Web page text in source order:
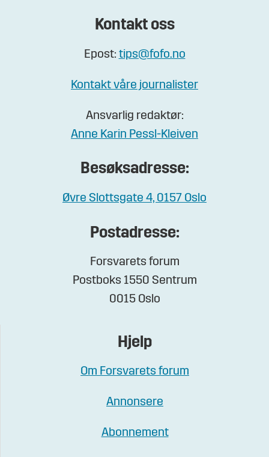
Kontakt oss
Epost: tips@fofo.no
Kontakt våre journalister
Ansvarlig redaktør:
Anne Karin Pessl-Kleiven
Besøksadresse:
Øvre Slottsgate 4, 0157 Oslo
Postadresse:
Forsvarets forum
Postboks 1550 Sentrum
0015 Oslo
Hjelp
Om Forsvarets forum
Annonsere
Abonnement